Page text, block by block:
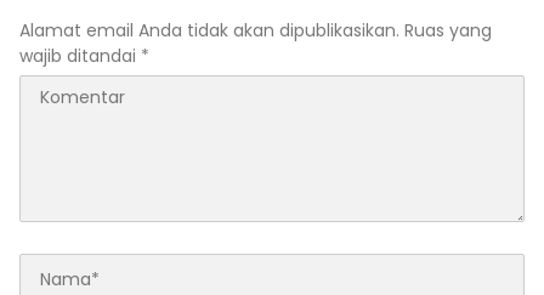
Alamat email Anda tidak akan dipublikasikan. Ruas yang
wajib ditandai *